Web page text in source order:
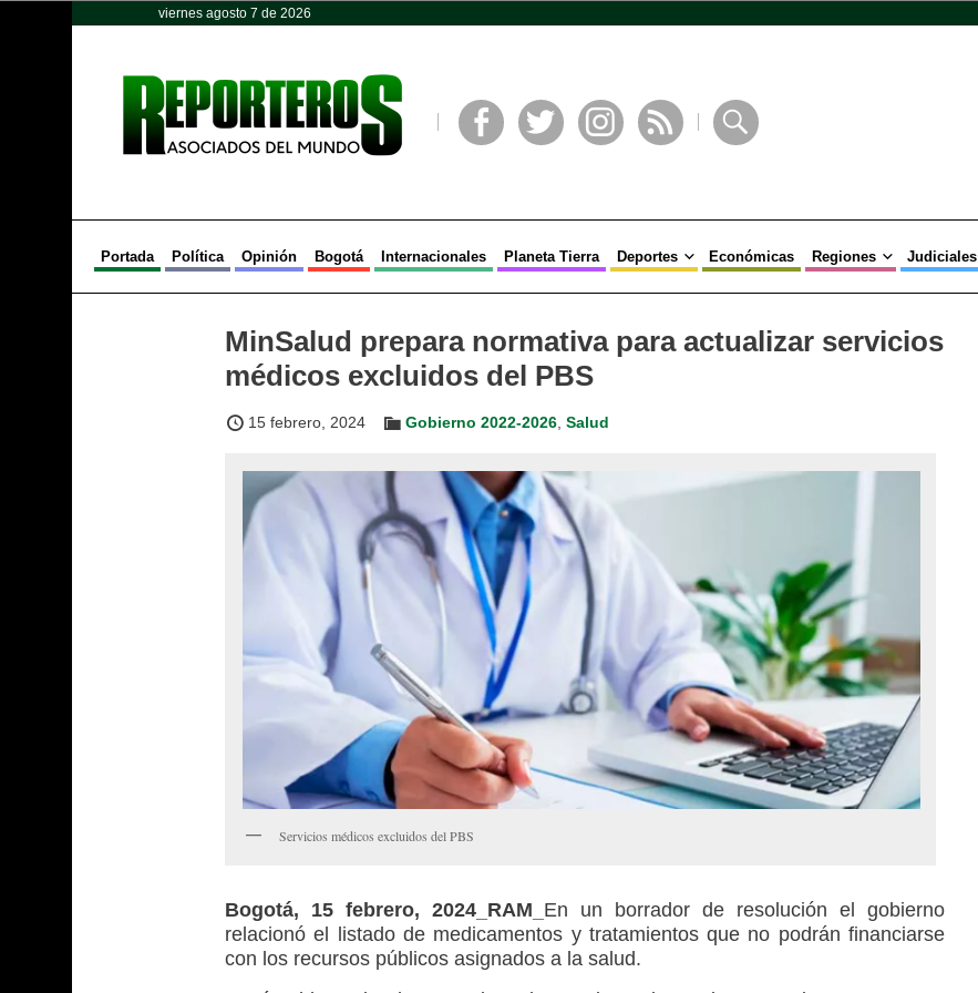
viernes agosto 7 de 2026
Portada Política Opinión Bogotá Internacionales Planeta Tierra Deportes Económicas Regiones Judiciales
MinSalud prepara normativa para actualizar servicios
médicos excluidos del PBS
15 febrero, 2024 Gobierno 2022-2026 Salud
Servicios médicos excluidos del PBS
Bogotá, 15 febrero, 2024_RAM_ En un borrador de resolución el gobierno
relacionó el listado de medicamentos y tratamientos que no podrán financiarse
con los recursos públicos asignados a la salud.
Opinión Política